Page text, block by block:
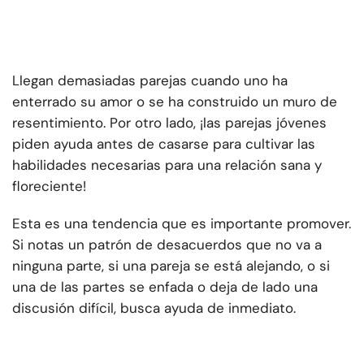
Llegan demasiadas parejas cuando uno ha
enterrado su amor o se ha construido un muro de
resentimiento. Por otro lado, ¡las parejas jóvenes
piden ayuda antes de casarse para cultivar las
habilidades necesarias para una relación sana y
floreciente!
Esta es una tendencia que es importante promover.
Si notas un patrón de desacuerdos que no va a
ninguna parte, si una pareja se está alejando, o si
una de las partes se enfada o deja de lado una
discusión difícil, busca ayuda de inmediato.